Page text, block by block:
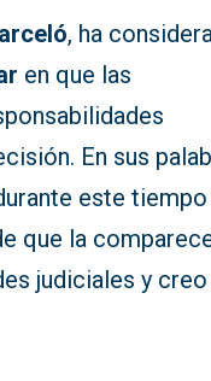
, ha
en que las
En sus
este tiempo
que la
judiciales y